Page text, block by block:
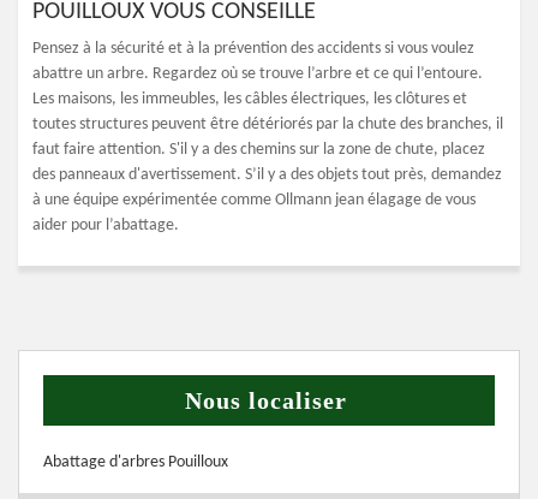
POUILLOUX VOUS CONSEILLE
Pensez à la sécurité et à la prévention des accidents si vous voulez
abattre un arbre. Regardez où se trouve l’arbre et ce qui l’entoure.
Les maisons, les immeubles, les câbles électriques, les clôtures et
toutes structures peuvent être détériorés par la chute des branches, il
faut faire attention. S'il y a des chemins sur la zone de chute, placez
des panneaux d'avertissement. S’il y a des objets tout près, demandez
à une équipe expérimentée comme Ollmann jean élagage de vous
aider pour l’abattage.
Nous localiser
Abattage d'arbres Pouilloux